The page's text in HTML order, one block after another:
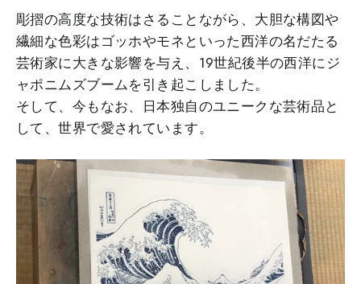
彫摺の高度な技術はさることながら、大胆な構図や
繊細な色彩はゴッホやモネといった西洋の名だたる
芸術家に大きな影響を与え、19世紀後半の西洋にジ
ャポニムズブームを引き起こしました。
そして、今もなお、日本独自のユニークな芸術品と
して、世界で愛されています。